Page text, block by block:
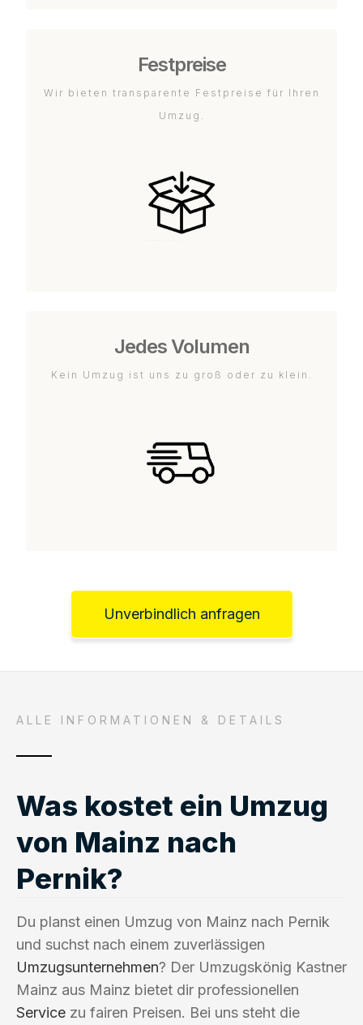
Festpreise
Wir bieten transparente Festpreise für Ihren
Umzug.
Jedes Volumen
Kein Umzug ist uns zu groß oder zu klein.
Unverbindlich anfragen
ALLE INFORMATIONEN & DETAILS
Was kostet ein Umzug
von Mainz nach
Pernik?
Du planst einen Umzug von Mainz nach Pernik
und suchst nach einem zuverlässigen
Umzugsunternehmen? Der Umzugskönig Kastner
Mainz aus Mainz bietet dir professionellen
Service zu fairen Preisen. Bei uns steht die